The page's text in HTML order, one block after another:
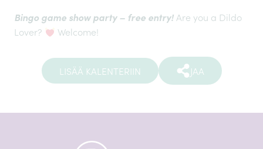
Bingo game show party – free entry! Are you a Dildo
Lover?
Welcome!
LISÄÄ KALENTERIIN JAA